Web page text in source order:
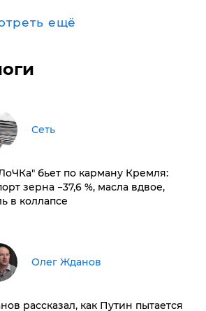
ещё
Сеть
бьет по карману Кремля:
зерна −37,6 %, масла вдвое,
в коллапсе
Олег Жданов
рассказал, как Путин пытается